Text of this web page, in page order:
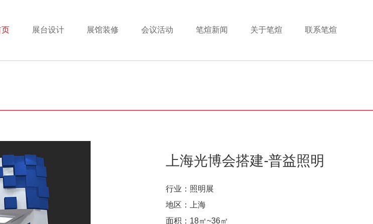
页 展台设计 展馆装修 会议活动 笔煊新闻 关于笔煊 联系笔煊
上海光博会搭建-普益照明
行业：照明展
地区：上海
面积：18㎡~36㎡